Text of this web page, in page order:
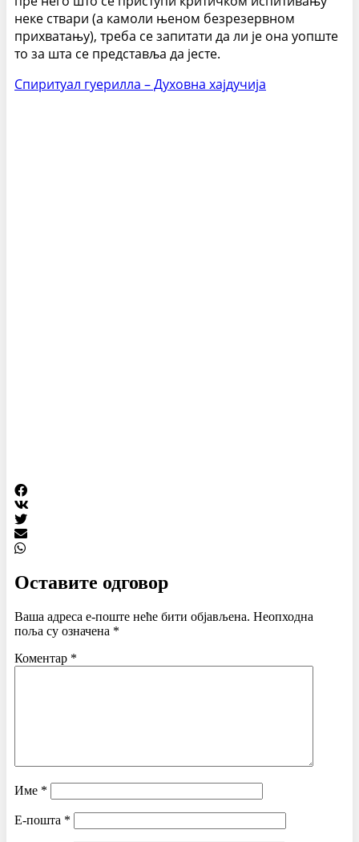
неке ствари (а камоли њеном безрезервном
прихватању), треба се запитати да ли је она уопште
то за шта се представља да јесте.
Спиритуал гуерилла – Духовна хајдучија
Оставите одговор
Ваша адреса е-поште неће бити објављена. Неопходна
поља су означена *
Коментар *
Име *
Е-пошта *